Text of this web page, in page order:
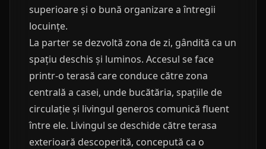
superioare și o bună organizare a întregii
locuințe.
La parter se dezvoltă zona de zi, gândită ca un
spațiu deschis și luminos. Accesul se face
printr-o terasă care conduce către zona
centrală a casei, unde bucătăria, spațiile de
circulație și livingul generos comunică fluent
între ele. Livingul se deschide către terasa
exterioară descoperită, concepută ca o